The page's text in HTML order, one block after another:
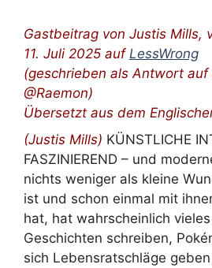
Gastbeitrag von Justis Mills,
11. Juli 2025 auf LessWrong
(geschrieben als Antwort auf
@Raemon)
Übersetzt aus dem
(Justis Mills) KÜNSTLICHE
FASZINIEREND – und
nichts weniger als kleine
ist und schon einmal mit
hat, hat wahrscheinlich
Geschichten schreiben,
sich Lebensratschläge